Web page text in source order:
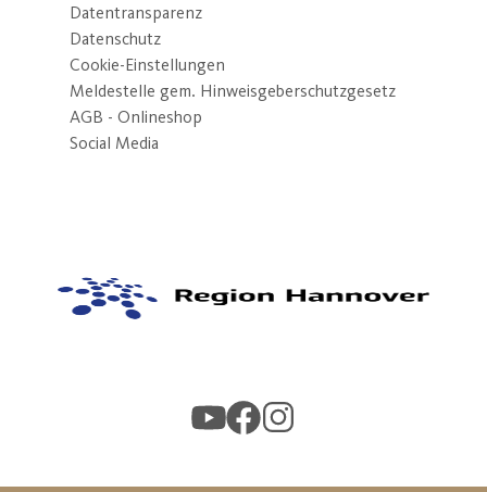
Datentransparenz
Datenschutz
Cookie-Einstellungen
Meldestelle gem. Hinweisgeberschutzgesetz
AGB - Onlineshop
Social Media